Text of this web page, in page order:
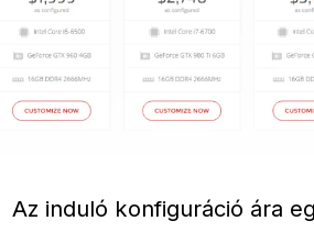
Az induló konfiguráció ára